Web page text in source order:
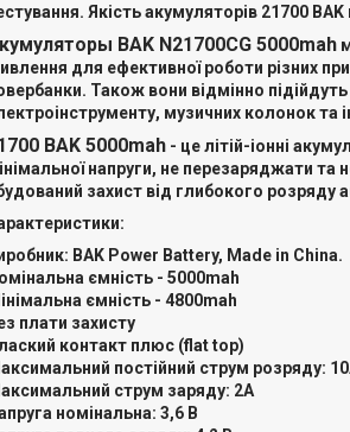
Якість акумуляторів 21700
BAK N21700CG 5000mah
для ефективної роботи різних
Також вони відмінно
музичних колонок та
BAK 5000mah - це літій-іонні
напруги, не перезаряджати
захист від глибокого розряду
BAK Power Battery, Made in China.
ємність - 5000mah
ємність - 4800mah
плати захисту
контакт плюс (flat top)
постійний струм розряду:
струм заряду: 2A
номінальна: 3,6 В